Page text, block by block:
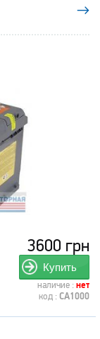
→
3600 грн
Купить
наличие : нет
код : CA1000